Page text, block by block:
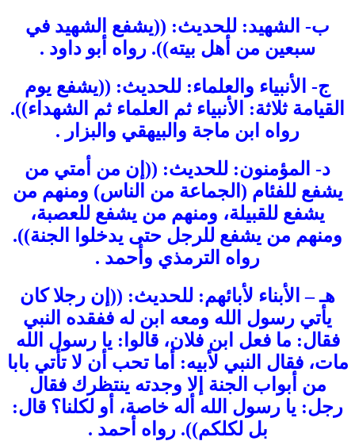
ب- الشهيد: للحديث: ((يشفع الشهيد في
سبعين من أهل بيته)). رواه أبو داود .
ج- الأنبياء والعلماء: للحديث: ((يشفع يوم
القيامة ثلاثة: الأنبياء ثم العلماء ثم الشهداء)).
رواه ابن ماجة والبيهقي والبزار .
د- المؤمنون: للحديث: ((إن من أمتي من
يشفع للفئام (الجماعة من الناس) ومنهم من
يشفع للقبيلة، ومنهم من يشفع للعصبة،
ومنهم من يشفع للرجل حتى يدخلوا الجنة)).
رواه الترمذي وأحمد .
هـ – الأبناء لأبائهم: للحديث: ((إن رجلا كان
يأتي رسول الله ومعه ابن له ففقده النبي
فقال: ما فعل ابن فلان، قالوا: يا رسول الله
مات، فقال النبي لأبيه: أما تحب أن لا تأتي بابا
من أبواب الجنة إلا وجدته ينتظرك فقال
رجل: يا رسول الله أله خاصة، أو لكلنا؟ قال:
بل لكلكم)). رواه أحمد .